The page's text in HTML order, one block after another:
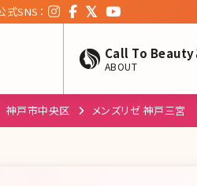
式SNS：
Call To Beauty
ABOUT
神戸市中央区 メンズリゼ 神戸三宮